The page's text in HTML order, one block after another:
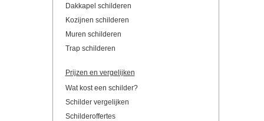
Dakkapel schilderen
Kozijnen schilderen
Muren schilderen
Trap schilderen
Prijzen en vergelijken
Wat kost een schilder?
Schilder vergelijken
Schilderoffertes